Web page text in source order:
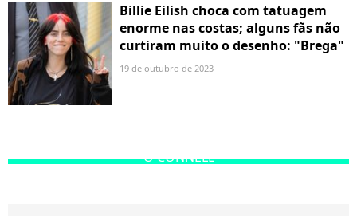
Billie Eilish choca com tatuagem
enorme nas costas; alguns fãs não
curtiram muito o desenho: "Brega"
19 de outubro de 2023
O'CONNELL